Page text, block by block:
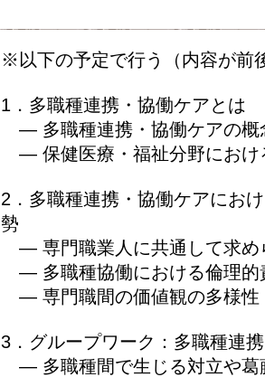
※以下の予定で行う（内容が前
1．多職種連携・協働ケアとは
― 多職種連携・協働ケアの概
― 保健医療・福祉分野におけ
2．多職種連携・協働ケアにお
勢
― 専門職業人に共通して求め
― 多職種協働における倫理的
― 専門職間の価値観の多様性
3．グループワーク：多職種連
― 多職種間で生じる対立や葛